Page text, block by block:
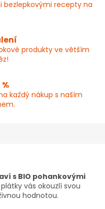
bezlepkovými recepty na
produkty ve větším
každý nákup s naším
s BIO pohankovými
vás okouzlí svou
hodnotou.